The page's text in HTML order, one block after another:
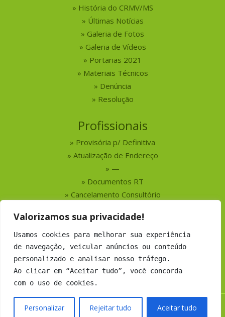
Valorizamos sua privacidade!
Usamos cookies para melhorar sua experiência
de navegação, veicular anúncios ou conteúdo
personalizado e analisar nosso tráfego.
Ao clicar em “Aceitar tudo”, você concorda
com o uso de cookies.
Personalizar Rejeitar tudo Aceitar tudo
História do CRMV/MS
Últimas Notícias
Galeria de Fotos
Galeria de Vídeos
Portarias 2021
Materiais Técnicos
Denúncia
Resolução
Profissionais
Provisória p/ Definitiva
Atualização de Endereço
—
Documentos RT
Cancelamento Consultório
Serviços
Busca por Profissionais
Busca por Empresas
Números do CRMV-MS
Copyright 2019 CRMV-MS - Todos os direitos Reservados.